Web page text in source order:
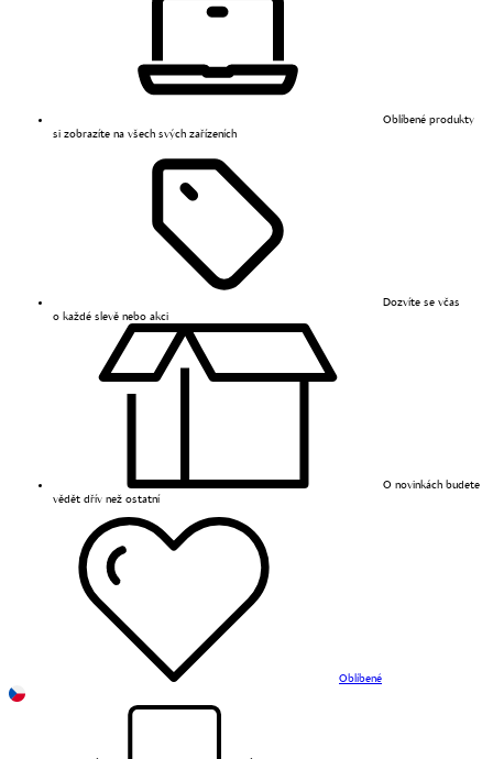
Oblíbené produkty
si zobrazíte na všech svých zařízeních
Dozvíte se včas
o každé slevě nebo akci
O novinkách budete
vědět dřív než ostatní
Oblíbené